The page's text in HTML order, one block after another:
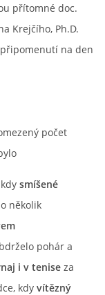
přítomné doc.
Krejčího, Ph.D.
na den
počet
smíšené
několik
pohár a
i v tenise za
kdy vítězný